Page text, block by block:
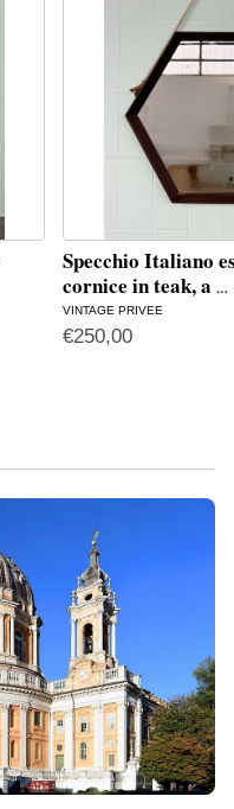
Specchio Italiano
cornice in teak, a …
VINTAGE PRIVEE
€250,00